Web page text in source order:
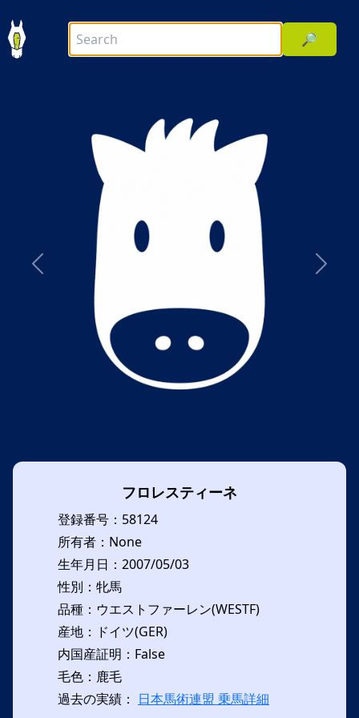
🔎
前へ 次へ
フロレスティーネ
登録番号：58124
所有者：None
生年月日：2007/05/03
性別：牝馬
品種：ウエストファーレン(WESTF)
産地：ドイツ(GER)
内国産証明：False
毛色：鹿毛
過去の実績： 日本馬術連盟 乗馬詳細